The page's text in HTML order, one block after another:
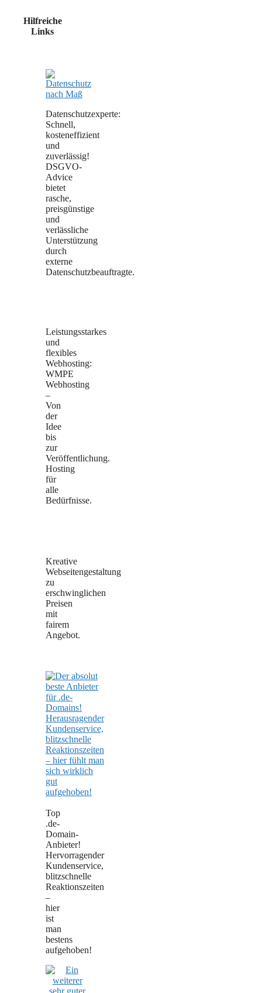
Hilfreiche
Links
Datenschutzexperte:
Schnell,
kosteneffizient
und
zuverlässig!
DSGVO-
Advice
bietet
rasche,
preisgünstige
und
verlässliche
Unterstützung
durch
externe
Datenschutzbeauftragte.
Leistungsstarkes
und
flexibles
Webhosting:
WMPE
Webhosting
–
Von
der
Idee
bis
zur
Veröffentlichung.
Hosting
für
alle
Bedürfnisse.
Kreative
Webseitengestaltung
zu
erschwinglichen
Preisen
mit
fairem
Angebot.
Top
.de-
Domain-
Anbieter!
Hervorragender
Kundenservice,
blitzschnelle
Reaktionszeiten
–
hier
ist
man
bestens
aufgehoben!